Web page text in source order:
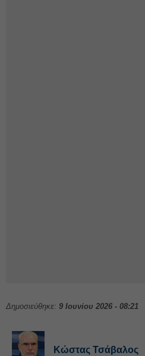
Δημοσιεύθηκε: 9 Ιουνίου 2026 - 08:21
Κώστας Τσάβαλος